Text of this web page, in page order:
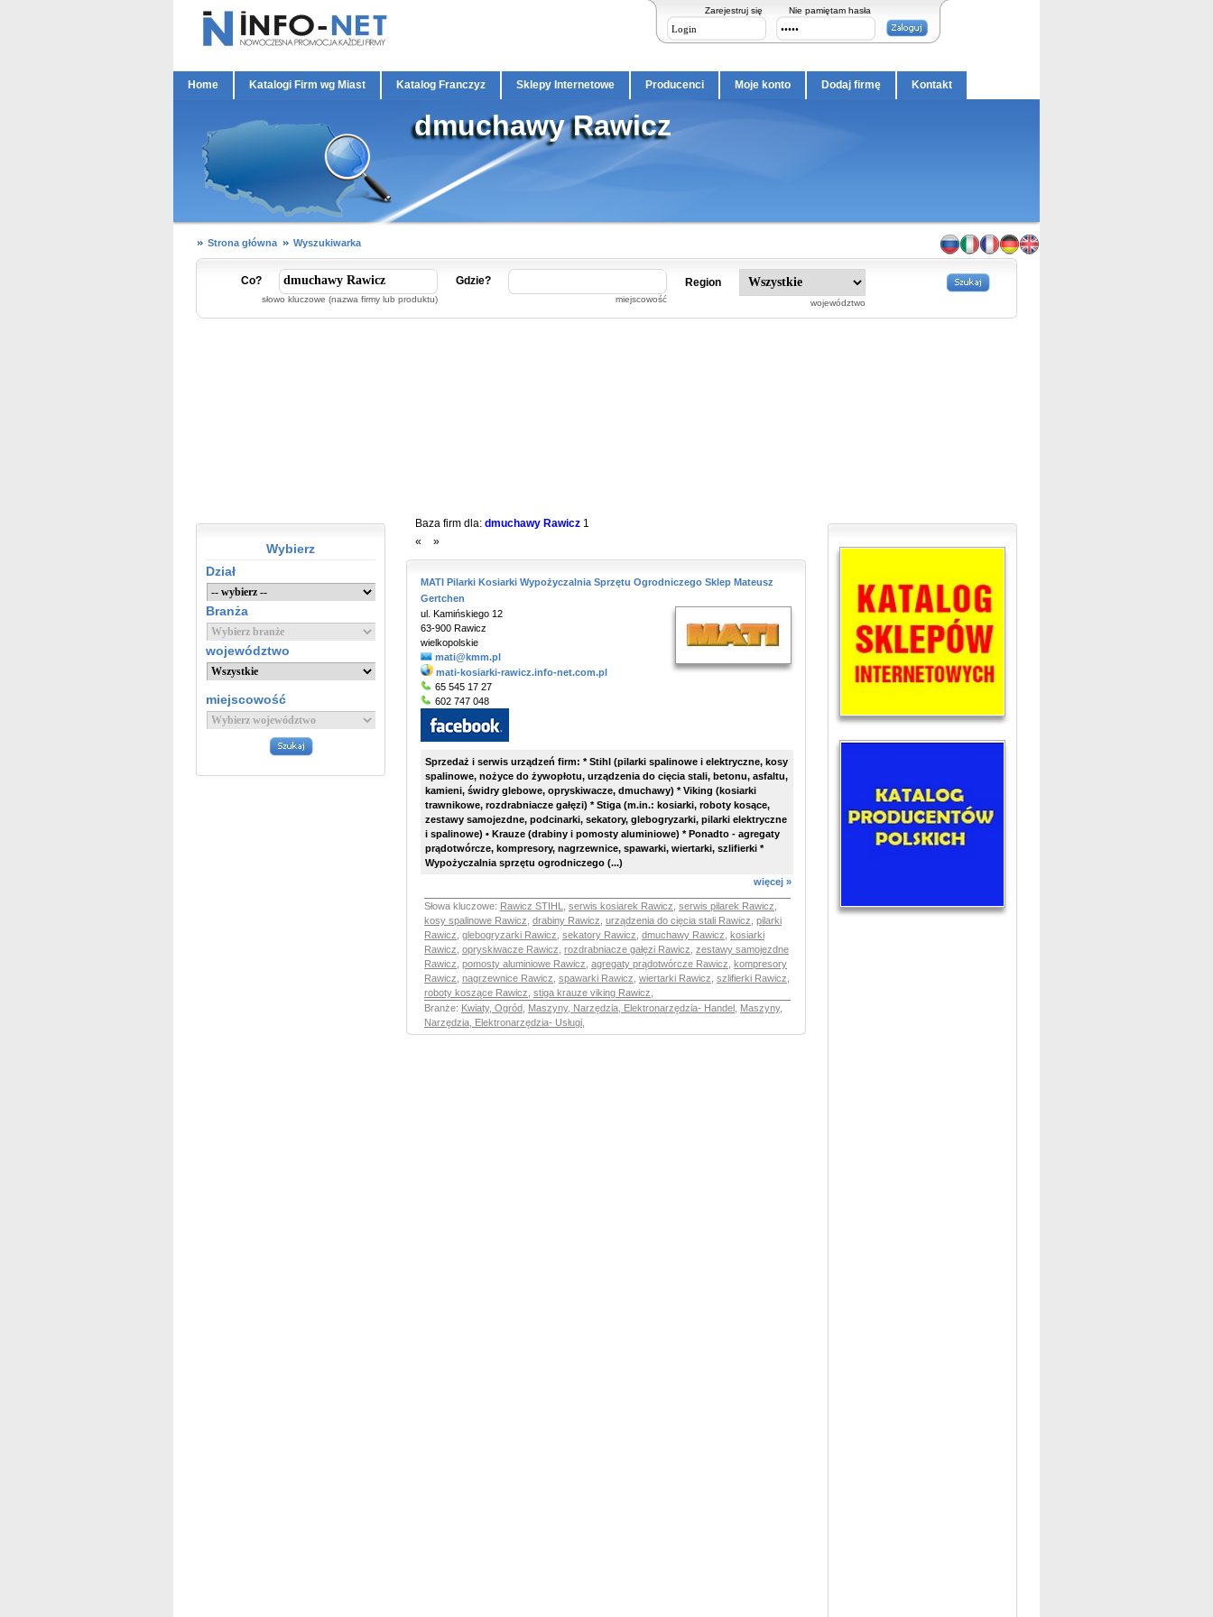
Zarejestruj się Nie pamiętam hasła
Home Katalogi Firm wg Miast Katalog Franczyz Sklepy Internetowe Producenci Moje konto Dodaj firmę Kontakt
dmuchawy Rawicz
Strona główna Wyszukiwarka
Co?
słowo kluczowe (nazwa firmy lub produktu)
Gdzie?
miejscowość
Region
województwo
Wybierz
Dział
Branża
województwo
miejscowość
Baza firm dla: dmuchawy Rawicz 1
«
»
MATI Pilarki Kosiarki Wypożyczalnia Sprzętu Ogrodniczego Sklep Mateusz
Gertchen
ul. Kamińskiego 12
63-900 Rawicz
wielkopolskie
mati@kmm.pl
mati-kosiarki-rawicz.info-net.com.pl
65 545 17 27
602 747 048
Sprzedaż i serwis urządzeń firm: * Stihl (pilarki spalinowe i elektryczne, kosy
spalinowe, nożyce do żywopłotu, urządzenia do cięcia stali, betonu, asfaltu,
kamieni, świdry glebowe, opryskiwacze, dmuchawy) * Viking (kosiarki
trawnikowe, rozdrabniacze gałęzi) * Stiga (m.in.: kosiarki, roboty kosące,
zestawy samojezdne, podcinarki, sekatory, glebogryzarki, pilarki elektryczne
i spalinowe) • Krauze (drabiny i pomosty aluminiowe) * Ponadto - agregaty
prądotwórcze, kompresory, nagrzewnice, spawarki, wiertarki, szlifierki *
Wypożyczalnia sprzętu ogrodniczego (...)
więcej »
Słowa kluczowe: Rawicz STIHL serwis kosiarek Rawicz serwis pilarek Rawicz
kosy spalinowe Rawicz drabiny Rawicz urządzenia do cięcia stali Rawicz pilarki
Rawicz glebogryzarki Rawicz sekatory Rawicz dmuchawy Rawicz kosiarki
Rawicz opryskiwacze Rawicz rozdrabniacze gałęzi Rawicz zestawy samojezdne
Rawicz pomosty aluminiowe Rawicz agregaty prądotwórcze Rawicz kompresory
Rawicz nagrzewnice Rawicz spawarki Rawicz wiertarki Rawicz szlifierki Rawicz
roboty koszące Rawicz stiga krauze viking Rawicz
Branże: Kwiaty, Ogród Maszyny, Narzędzia, Elektronarzędzia- Handel Maszyny,
Narzędzia, Elektronarzędzia- Usługi